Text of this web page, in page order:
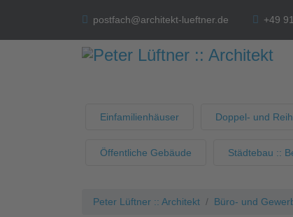
postfach@architekt-lueftner.de +49
Einfamilienhäuser Doppel- und
Öffentliche Gebäude Städtebau ::
Peter Lüftner :: Architekt Büro- und